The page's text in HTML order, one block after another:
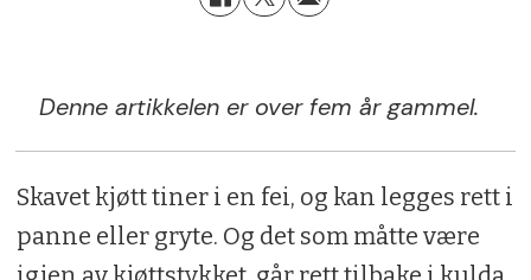
Denne artikkelen er over fem år gammel.
Skavet kjøtt tiner i en fei, og kan legges rett i
panne eller gryte. Og det som måtte være